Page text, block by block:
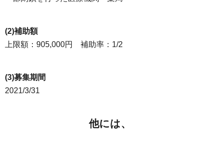
(2)補助額
上限額：905,000円 補助率：1/2
(3)募集期間
2021/3/31
他には、